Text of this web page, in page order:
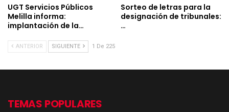
UGT Servicios Públicos
Melilla informa:
implantación de la…
Sorteo de letras para la
designación de tribunales:
…
ANTERIOR SIGUIENTE 1 De 225
TEMAS POPULARES